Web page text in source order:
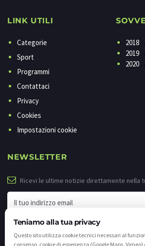
Teniamo alla tua privacy
Questo sito utilizza cookie tecnici necessari al
consenso, cookie di esperienza (Google Maps,
LINK UTILI
Categorie
Sport
Programmi
Contattaci
Privacy
Cookies
Impostazioni cookie
2018
2019
2020
NEWSLETTER
Ricevi le ultime notizie direttamente nella